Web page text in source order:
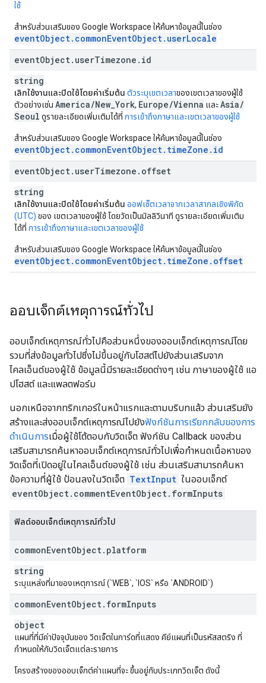
ใช้
สำหรับส่วนเสริมของ Google Workspace ให้ค้นหาข้อมูลนี้ในช่อง
eventObject.commonEventObject.userLocale
eventObject. userTimezone . id
string
เลิกใช้งานและปิดใช้โดยค่าเริ่มต้น ตัวระบุเขตเวลาของเขตเวลาของผู้ใช้
ตัวอย่างเช่น America/New York, Europe/Vienna และAsia/
Seoul ดูรายละเอียดเพิ่มเติมได้ที่ การเข้าถึงภาษาและเขตเวลาของผู้ใช้
สำหรับส่วนเสริมของ Google Workspace ให้ค้นหาข้อมูลนี้ในช่อง
eventObject.commonEventObject.timeZone.id
eventObject. userTimezone . offset
string
เลิกใช้งานและปิดใช้โดยค่าเริ่มต้น ออฟเซ็ตเวลาจากเวลาสากลเชิงพิกัด
(UTC) ของ เขตเวลาของผู้ใช้ โดยวัดเป็นมิลลิวินาที ดูรายละเอียดเพิ่มเติม
ได้ที่ การเข้าถึงภาษาและเขตเวลาของผู้ใช้
สำหรับส่วนเสริมของ Google Workspace ให้ค้นหาข้อมูลนี้ในช่อง
eventObject.commonEventObject.timeZone.offset
ออบเจ็กต์เหตุการณ์ทั่วไป
ออบเจ็กต์เหตุการณ์ทั่วไปคือส่วนหนึ่งของออบเจ็กต์เหตุการณ์โดย
รวมที่ส่งข้อมูลทั่วไปซึ่งไม่ขึ้นอยู่กับโฮสต์ไปยังส่วนเสริมจาก
ไคลเอ็นต์ของผู้ใช้ ข้อมูลนี้มีรายละเอียดต่างๆ เช่น ภาษาของผู้ใช้ แอ
ปโฮสต์ และแพลตฟอร์ม
นอกเหนือจากทริกเกอร์ในหน้าแรกและตามบริบทแล้ว ส่วนเสริมยัง
สร้างและส่งออบเจ็กต์เหตุการณ์ไปยังฟังก์ชันการเรียกกลับของการ
ดำเนินการเมื่อผู้ใช้โต้ตอบกับวิดเจ็ต ฟังก์ชัน Callback ของส่วน
เสริมสามารถค้นหาออบเจ็กต์เหตุการณ์ทั่วไปเพื่อกำหนดเนื้อหาของ
วิดเจ็ตที่เปิดอยู่ในไคลเอ็นต์ของผู้ใช้ เช่น ส่วนเสริมสามารถค้นหา
ข้อความที่ผู้ใช้ ป้อนลงในวิดเจ็ต TextInput ในออบเจ็กต์
eventObject.commentEventObject.formInputs
ฟิลด์ออบเจ็กต์เหตุการณ์ทั่วไป
commonEventObject. platform
string
ระบุแหล่งที่มาของเหตุการณ์ (`WEB`, `IOS` หรือ `ANDROID`)
commonEventObject. formInputs
object
แผนที่ที่มีค่าปัจจุบันของ วิดเจ็ตในการ์ดที่แสดง คีย์แผนที่เป็นรหัสสตริง ที่
กำหนดให้กับวิดเจ็ตแต่ละรายการ
โครงสร้างของออบเจ็กต์ค่าแผนที่จะ ขึ้นอยู่กับประเภทวิดเจ็ต ดังนี้